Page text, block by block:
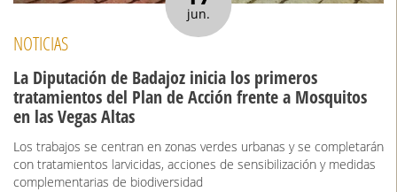
jun.
NOTICIAS
La Diputación de Badajoz inicia los primeros
tratamientos del Plan de Acción frente a Mosquitos
en las Vegas Altas
Los trabajos se centran en zonas verdes urbanas y se completarán
con tratamientos larvicidas, acciones de sensibilización y medidas
complementarias de biodiversidad